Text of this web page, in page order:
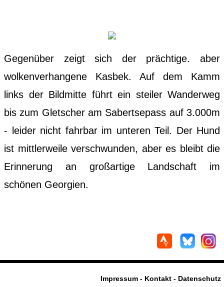
Gegenüber zeigt sich der prächtige. aber
wolkenverhangene Kasbek. Auf dem Kamm
links der Bildmitte führt ein steiler Wanderweg
bis zum Gletscher am Sabertsepass auf 3.000m
- leider nicht fahrbar im unteren Teil. Der Hund
ist mittlerweile verschwunden, aber es bleibt die
Erinnerung an großartige Landschaft im
schönen Georgien.
Impressum - Kontakt - Datenschutz